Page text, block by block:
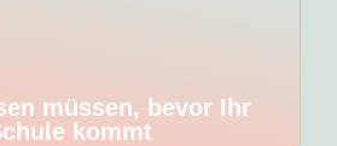
müssen, bevor Ihr
kommt